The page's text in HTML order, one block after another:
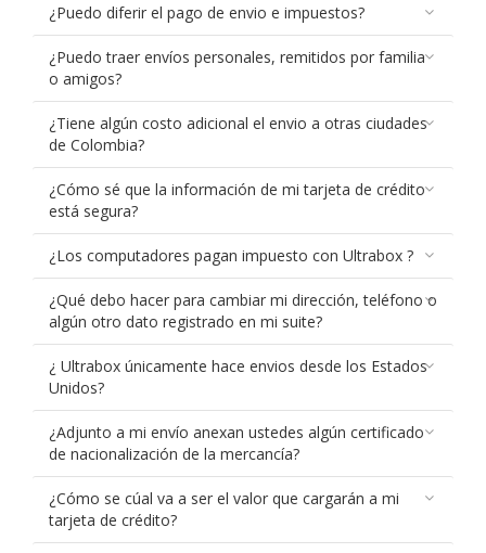
¿Puedo diferir el pago de envio e impuestos?
¿Puedo traer envíos personales, remitidos por familia
o amigos?
¿Tiene algún costo adicional el envio a otras ciudades
de Colombia?
¿Cómo sé que la información de mi tarjeta de crédito
está segura?
¿Los computadores pagan impuesto con Ultrabox ?
¿Qué debo hacer para cambiar mi dirección, teléfono o
algún otro dato registrado en mi suite?
¿ Ultrabox únicamente hace envios desde los Estados
Unidos?
¿Adjunto a mi envío anexan ustedes algún certificado
de nacionalización de la mercancía?
¿Cómo se cúal va a ser el valor que cargarán a mi
tarjeta de crédito?